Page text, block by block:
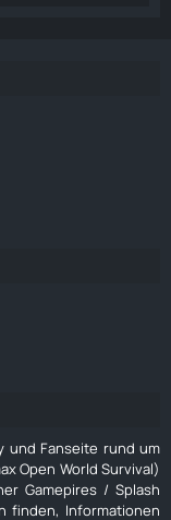
und Fanseite rund um
Open World Survival)
Gamepires / Splash
finden, Informationen